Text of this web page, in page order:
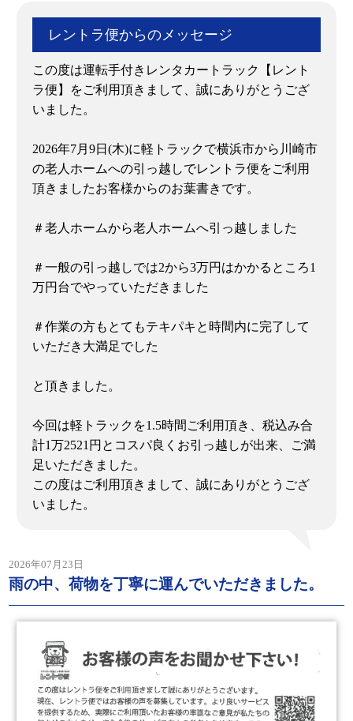
レントラ便からのメッセージ
この度は運転手付きレンタカートラック【レント
ラ便】をご利用頂きまして、誠にありがとうござ
いました。
2026年7月9日(木)に軽トラックで横浜市から川崎市
の老人ホームへの引っ越しでレントラ便をご利用
頂きましたお客様からのお葉書きです。
＃老人ホームから老人ホームへ引っ越しました
＃一般の引っ越しでは2から3万円はかかるところ1
万円台でやっていただきました
＃作業の方もとてもテキパキと時間内に完了して
いただき大満足でした
と頂きました。
今回は軽トラックを1.5時間ご利用頂き、税込み合
計1万2521円とコスパ良くお引っ越しが出来、ご満
足いただきました。
この度はご利用頂きまして、誠にありがとうござ
いました。
2026年07月23日
雨の中、荷物を丁寧に運んでいただきました。